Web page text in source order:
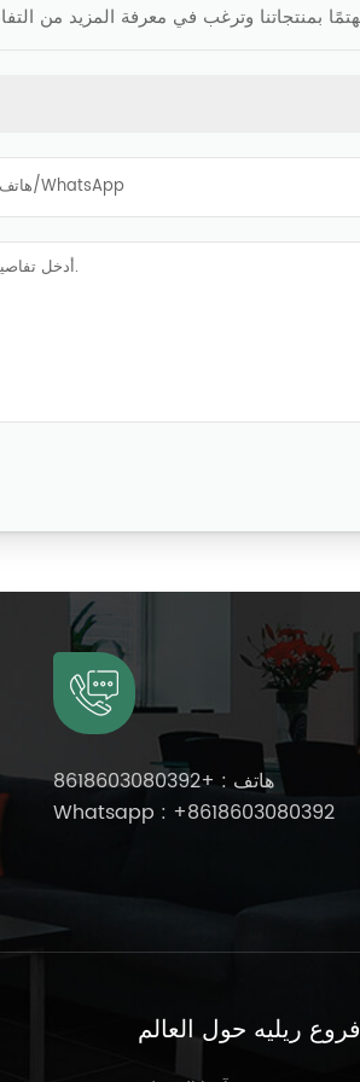
هاتف : +8618603080392
Whatsapp : +8618603080392
فروع ريليه حول العالم